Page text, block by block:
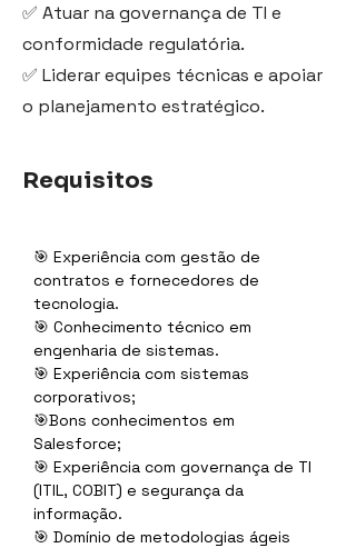
✅ Atuar na governança de TI e
conformidade regulatória.
✅ Liderar equipes técnicas e apoiar
o planejamento estratégico.
Requisitos
🎯 Experiência com gestão de
contratos e fornecedores de
tecnologia.
🎯 Conhecimento técnico em
engenharia de sistemas.
🎯 Experiência com sistemas
corporativos;
🎯Bons conhecimentos em
Salesforce;
🎯 Experiência com governança de TI
(ITIL, COBIT) e segurança da
informação.
🎯 Domínio de metodologias ágeis